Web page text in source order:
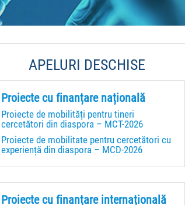
APELURI DESCHISE
Proiecte cu finanțare națională
Proiecte de mobilități pentru tineri
cercetători din diaspora – MCT-2026
Proiecte de mobilitate pentru cercetători cu
experiență din diaspora – MCD-2026
Proiecte cu finanțare internațională